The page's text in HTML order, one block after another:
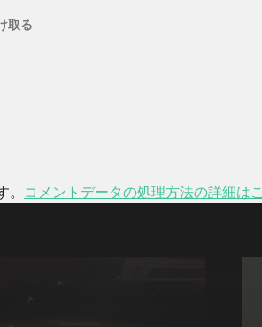
取る
コメントデータの処理方法の詳細は